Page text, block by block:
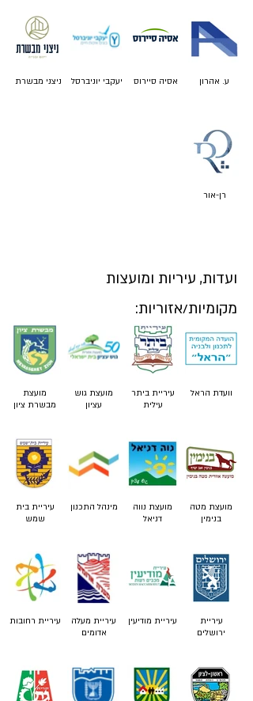
ע. אהרון אסיה סיירוס יעקבי יוניברסל ניצני מבשרת
רן-אור
ועדות, עיריות ומועצות
מקומיות/אזוריות:
וועדת הראל
עיריית ביתר
עילית
מועצת גוש
עציון
מועצת
מבשרת ציון
מועצת מטה
בנימין
מועצת נווה
דניאל
מינהל התכנון
עיריית בית
שמש
עיריית
ירושלים
עיריית מודיעין
עיריית מעלה
אדומים
עיריית רחובות